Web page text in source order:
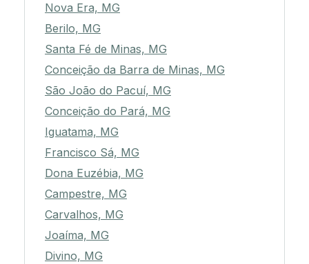
Nova Era, MG
Berilo, MG
Santa Fé de Minas, MG
Conceição da Barra de Minas, MG
São João do Pacuí, MG
Conceição do Pará, MG
Iguatama, MG
Francisco Sá, MG
Dona Euzébia, MG
Campestre, MG
Carvalhos, MG
Joaíma, MG
Divino, MG